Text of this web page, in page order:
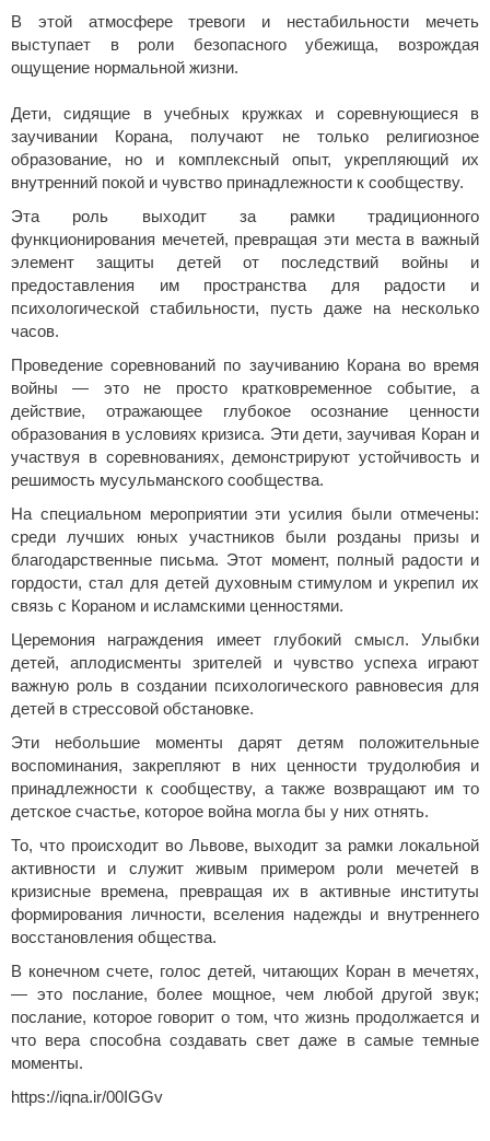
В этой атмосфере тревоги и нестабильности мечеть
выступает в роли безопасного убежища, возрождая
ощущение нормальной жизни.
Дети, сидящие в учебных кружках и соревнующиеся в
заучивании Корана, получают не только религиозное
образование, но и комплексный опыт, укрепляющий их
внутренний покой и чувство принадлежности к сообществу.
Эта роль выходит за рамки традиционного
функционирования мечетей, превращая эти места в важный
элемент защиты детей от последствий войны и
предоставления им пространства для радости и
психологической стабильности, пусть даже на несколько
часов.
Проведение соревнований по заучиванию Корана во время
войны — это не просто кратковременное событие, а
действие, отражающее глубокое осознание ценности
образования в условиях кризиса. Эти дети, заучивая Коран и
участвуя в соревнованиях, демонстрируют устойчивость и
решимость мусульманского сообщества.
На специальном мероприятии эти усилия были отмечены:
среди лучших юных участников были розданы призы и
благодарственные письма. Этот момент, полный радости и
гордости, стал для детей духовным стимулом и укрепил их
связь с Кораном и исламскими ценностями.
Церемония награждения имеет глубокий смысл. Улыбки
детей, аплодисменты зрителей и чувство успеха играют
важную роль в создании психологического равновесия для
детей в стрессовой обстановке.
Эти небольшие моменты дарят детям положительные
воспоминания, закрепляют в них ценности трудолюбия и
принадлежности к сообществу, а также возвращают им то
детское счастье, которое война могла бы у них отнять.
То, что происходит во Львове, выходит за рамки локальной
активности и служит живым примером роли мечетей в
кризисные времена, превращая их в активные институты
формирования личности, вселения надежды и внутреннего
восстановления общества.
В конечном счете, голос детей, читающих Коран в мечетях,
— это послание, более мощное, чем любой другой звук;
послание, которое говорит о том, что жизнь продолжается и
что вера способна создавать свет даже в самые темные
моменты.
https://iqna.ir/00IGGv